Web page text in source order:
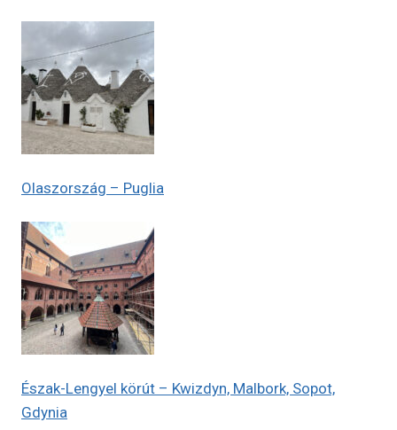
Olaszország – Puglia
Észak-Lengyel körút – Kwizdyn, Malbork, Sopot,
Gdynia